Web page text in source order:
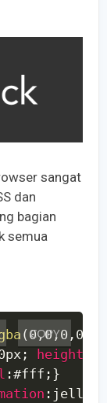
sangat
dan
bagian
semua
( 0,0,0 , 0.85
; height
:#fff ; }
: jello-
COPY